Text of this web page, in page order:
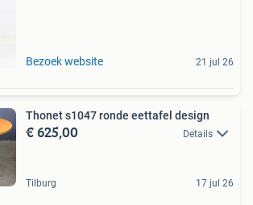
Bezoek website 21 jul 26
Thonet s1047 ronde eettafel design
€ 625,00 Details
Tilburg 17 jul 26